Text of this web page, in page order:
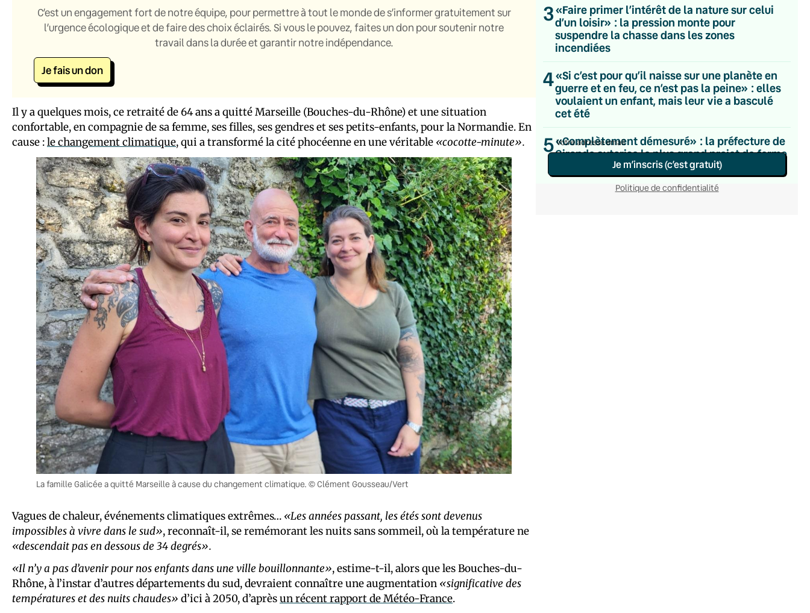
C’est un engagement fort de notre équipe, pour permettre à tout le monde de s’informer gratuitement sur
l’urgence écologique et de faire des choix éclairés. Si vous le pouvez, faites un don pour soutenir notre
travail dans la durée et garantir notre indépendance.
Je fais un don
Il y a quelques mois, ce retraité de 64 ans a quitté Marseille (Bouches-du-Rhône) et une situation
confortable, en compagnie de sa femme, ses filles, ses gendres et ses petits-enfants, pour la Normandie. En
cause :le changement climatique, qui a transformé la cité phocéenne en une véritable «cocotte-minute».
La famille Galicée a quitté Marseille à cause du changement climatique. © Clément Gousseau/Vert
Vagues de chaleur, événements climatiques extrêmes… «Les années passant, les étés sont devenus
impossibles à vivre dans le sud», reconnaît-il, se remémorant les nuits sans sommeil, où la température ne
«descendait pas en dessous de 34 degrés».
«Il n’y a pas d’avenir pour nos enfants dans une ville bouillonnante», estime-t-il, alors que les Bouches-du-
Rhône, à l’instar d’autres départements du sud, devraient connaître une augmentation «significative des
températures et des nuits chaudes» d’ici à 2050, d’aprèsun récent rapport de Météo-France.
3«Faire primer l’intérêt de la nature sur celui
d’un loisir» : la pression monte pour
suspendre la chasse dans les zones
incendiées
4«Si c’est pour qu’il naisse sur une planète en
guerre et en feu, ce n’est pas la peine» : elles
voulaient un enfant, mais leur vie a basculé
cet été
5«Complètement démesuré» : la préfecture de
Gironde autorise le plus grand projet de ferme
à saumons de l’Union européenne
💌 Inscrivez-vous à nos newsletters
Quotidienne
Du lundi au vendredi
Hebdomadaire
Le samedi
Chaleurs Actuelles
Une fois par mois
C’était Mieux Après
Occasionnelle
Je m’inscris (c’est gratuit)
Politique de confidentialité